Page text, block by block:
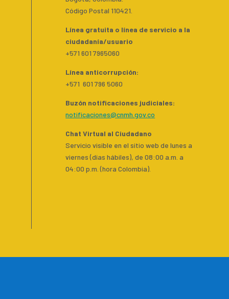
Código Postal 110421.
Línea gratuita o línea de servicio a la
ciudadanía/usuario
+571 601 7965060
Línea anticorrupción:
+571 601 796 5060
Buzón notificaciones judiciales:
notificaciones@cnmh.gov.co
Chat Virtual al Ciudadano
Servicio visible en el sitio web de lunes a
viernes (días hábiles), de 08:00 a.m. a
04:00 p.m. (hora Colombia).